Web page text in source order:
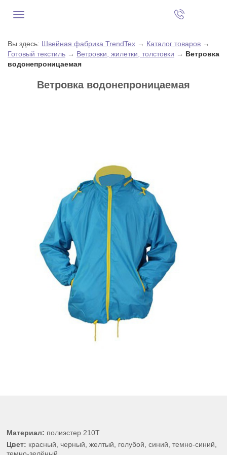
Вы здесь: Швейная фабрика TrendTex → Каталог товаров →
Готовый текстиль → Ветровки, жилетки, толстовки → Ветровка
водонепроницаемая
Ветровка водонепроницаемая
Материал: полиэстер 210Т
Цвет: красный, черный, желтый, голубой, синий, темно-синий,